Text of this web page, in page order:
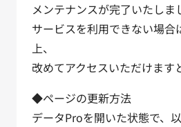
メンテナンスが完了いたしま
サービスを利用できない場合
上、
改めてアクセスいただけます
◆ページの更新方法
データProを開いた状態で、